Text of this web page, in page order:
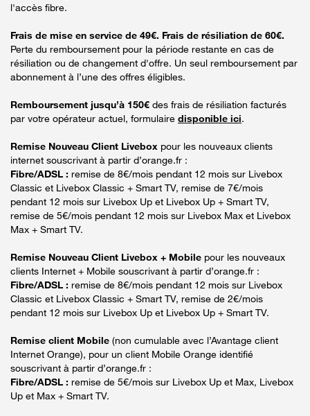
l'accès fibre.
Frais de mise en service de 49€. Frais de résiliation de 60€.
Perte du remboursement pour la période restante en cas de
résiliation ou de changement d'offre. Un seul remboursement par
abonnement à l’une des offres éligibles.
Remboursement jusqu’à 150€ des frais de résiliation facturés
par votre opérateur actuel, formulaire disponible ici.
Remise Nouveau Client Livebox pour les nouveaux clients
internet souscrivant à partir d’orange.fr :
Fibre/ADSL : remise de 8€/mois pendant 12 mois sur Livebox
Classic et Livebox Classic + Smart TV, remise de 7€/mois
pendant 12 mois sur Livebox Up et Livebox Up + Smart TV,
remise de 5€/mois pendant 12 mois sur Livebox Max et Livebox
Max + Smart TV.
Remise Nouveau Client Livebox + Mobile pour les nouveaux
clients Internet + Mobile souscrivant à partir d’orange.fr :
Fibre/ADSL : remise de 8€/mois pendant 12 mois sur Livebox
Classic et Livebox Classic + Smart TV, remise de 2€/mois
pendant 12 mois sur Livebox Up et Livebox Up + Smart TV.
Remise client Mobile (non cumulable avec l’Avantage client
Internet Orange), pour un client Mobile Orange identifié
souscrivant à partir d’orange.fr :
Fibre/ADSL : remise de 5€/mois sur Livebox Up et Max, Livebox
Up et Max + Smart TV.